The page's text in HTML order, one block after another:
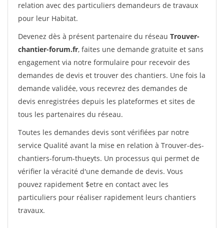
relation avec des particuliers demandeurs de travaux
pour leur Habitat.
Devenez dès à présent partenaire du réseau Trouver-
chantier-forum.fr, faites une demande gratuite et sans
engagement via notre formulaire pour recevoir des
demandes de devis et trouver des chantiers. Une fois la
demande validée, vous recevrez des demandes de
devis enregistrées depuis les plateformes et sites de
tous les partenaires du réseau.
Toutes les demandes devis sont vérifiées par notre
service Qualité avant la mise en relation à Trouver-des-
chantiers-forum-thueyts. Un processus qui permet de
vérifier la véracité d'une demande de devis. Vous
pouvez rapidement $etre en contact avec les
particuliers pour réaliser rapidement leurs chantiers
travaux.